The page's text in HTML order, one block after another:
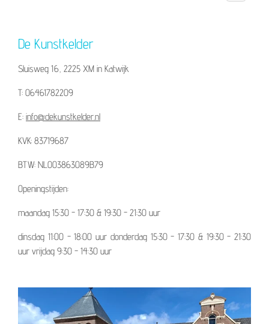
De Kunstkelder
Sluisweg 16, 2225 XM in Katwijk
T: 06461782209
E: info@dekunstkelder.nl
KVK: 83719687
BTW: NL003863089B79
Openingstijden:
maandag 15:30 - 17:30 & 19:30 - 21:30 uur
dinsdag 11:00 - 18:00 uur donderdag 15:30 - 17:30 & 19:30 - 21:30
uur vrijdag 9:30 - 14:30 uur